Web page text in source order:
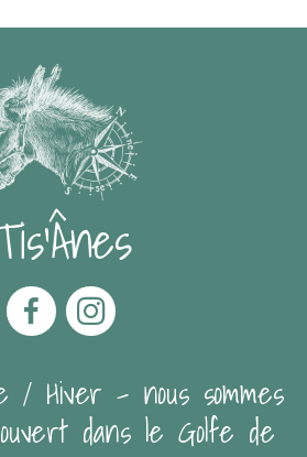
/ Hiver - nous sommes
dans le Golfe de